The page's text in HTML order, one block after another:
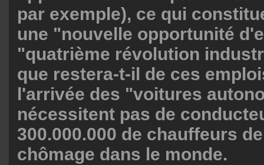
par exemple), ce qui
une "nouvelle opportunité
"quatrième révolution
que restera-t-il de ces
l'arrivée des "voitures
nécessitent pas de
300.000.000 de chauffeurs
chômage dans le monde.